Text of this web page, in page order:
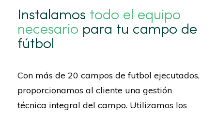
Instalamos todo el equipo
necesario para tu campo de
fútbol
Con más de 20 campos de futbol ejecutados,
proporcionamos al cliente una gestión
técnica integral del campo. Utilizamos los